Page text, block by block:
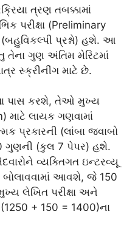
ત્રણ તબક્કામાં
પરીક્ષા (Preliminary
પ્રશ્નો) હશે. આ
તેના ગુણ અંતિમ મેરિટમાં
સ્ક્રીનીંગ માટે છે.
પાસ કરશે, તેઓ મુખ્ય
માટે લાયક ગણવામાં
પ્રકારની (લાંબા જવાબો
ગુણની (કુલ 7 પેપર) હશે.
વ્યક્તિગત ઇન્ટરવ્યૂ
બોલાવવામાં આવશે, જે 150
લેખિત પરીક્ષા અને
+ 150 = 1400)ના